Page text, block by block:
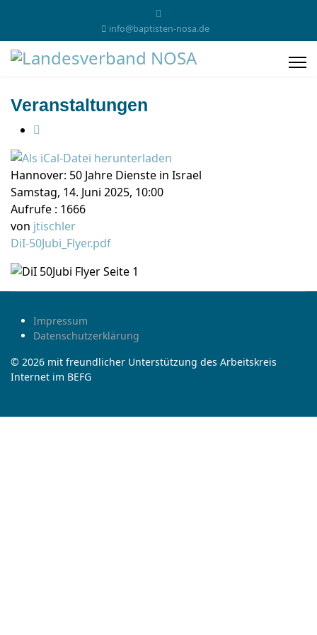
info@baptisten-nosa.de
Veranstaltungen
Hannover: 50 Jahre Dienste in Israel
Samstag, 14. Juni 2025, 10:00
Aufrufe : 1666
von jtischler
DiI-50Jubi_Flyer.pdf
Impressum
Datenschutzerklärung
© 2026 mit freundlicher Unterstützung des Arbeitskreis
Internet im BEFG